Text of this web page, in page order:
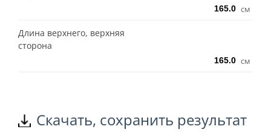
см
Длина верхнего, верхняя
сторона
см
Скачать, сохранить результат